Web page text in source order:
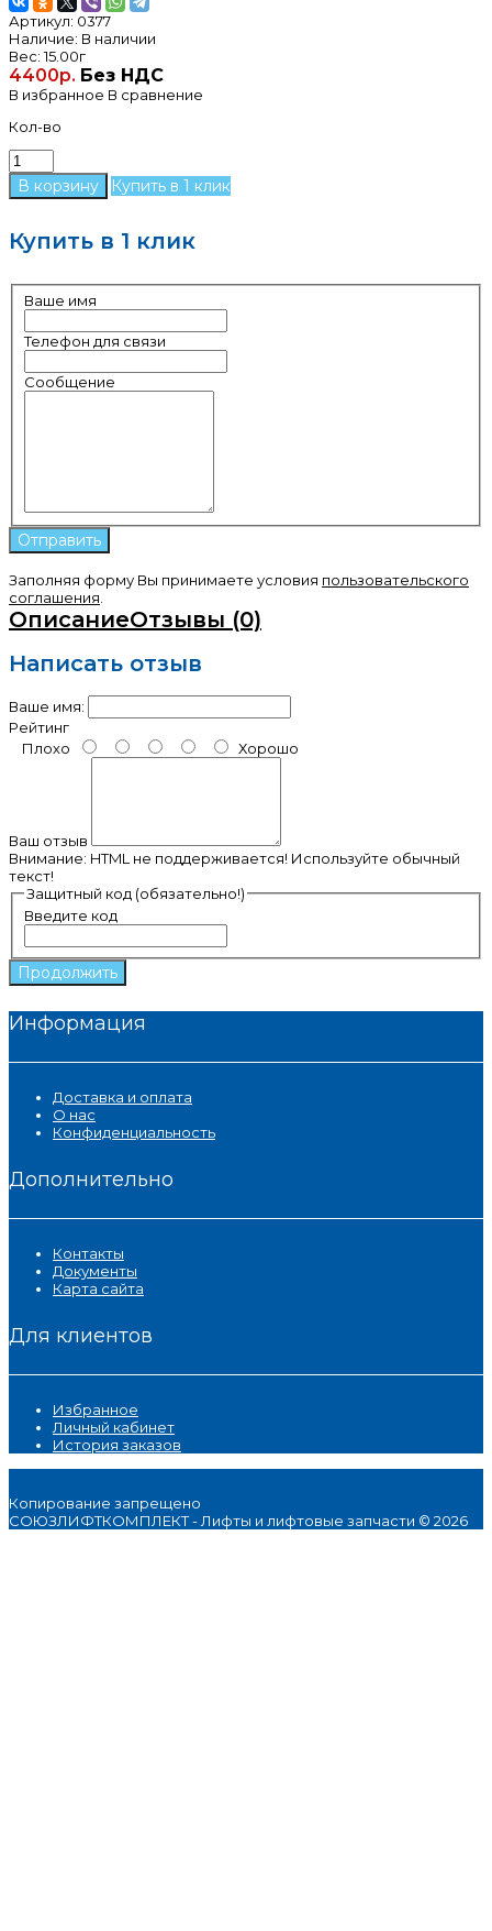
Артикул: 0377
Наличие: В наличии
Вес:15.00г
4400р. Без НДС
В избранное В сравнение
Кол-во
Купить в 1 клик
Купить в 1 клик
Ваше имя
Телефон для связи
Сообщение
Заполняя форму Вы принимаете условия пользовательского
соглашения
ОписаниеОтзывы (0)
Написать отзыв
Ваше имя:
Рейтинг
Плохо
Хорошо
Ваш отзыв
Внимание: HTML не поддерживается! Используйте обычный
текст!
Защитный код (обязательно!)
Введите код
Продолжить
Информация
Доставка и оплата
О нас
Конфиденциальность
Дополнительно
Контакты
Документы
Карта сайта
Для клиентов
Избранное
Личный кабинет
История заказов
Копирование запрещено
СОЮЗЛИФТКОМПЛЕКТ - Лифты и лифтовые запчасти © 2026